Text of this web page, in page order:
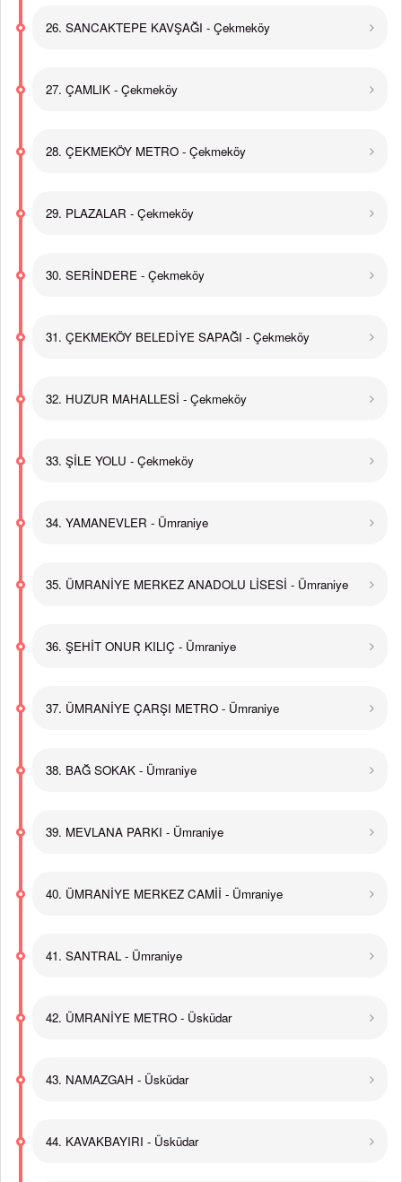
26. SANCAKTEPE KAVŞAĞI - Çekmeköy
27. ÇAMLIK - Çekmeköy
28. ÇEKMEKÖY METRO - Çekmeköy
29. PLAZALAR - Çekmeköy
30. SERİNDERE - Çekmeköy
31. ÇEKMEKÖY BELEDİYE SAPAĞI - Çekmeköy
32. HUZUR MAHALLESİ - Çekmeköy
33. ŞİLE YOLU - Çekmeköy
34. YAMANEVLER - Ümraniye
35. ÜMRANİYE MERKEZ ANADOLU LİSESİ - Ümraniye
36. ŞEHİT ONUR KILIÇ - Ümraniye
37. ÜMRANİYE ÇARŞI METRO - Ümraniye
38. BAĞ SOKAK - Ümraniye
39. MEVLANA PARKI - Ümraniye
40. ÜMRANİYE MERKEZ CAMİİ - Ümraniye
41. SANTRAL - Ümraniye
42. ÜMRANİYE METRO - Üsküdar
43. NAMAZGAH - Üsküdar
44. KAVAKBAYIRI - Üsküdar